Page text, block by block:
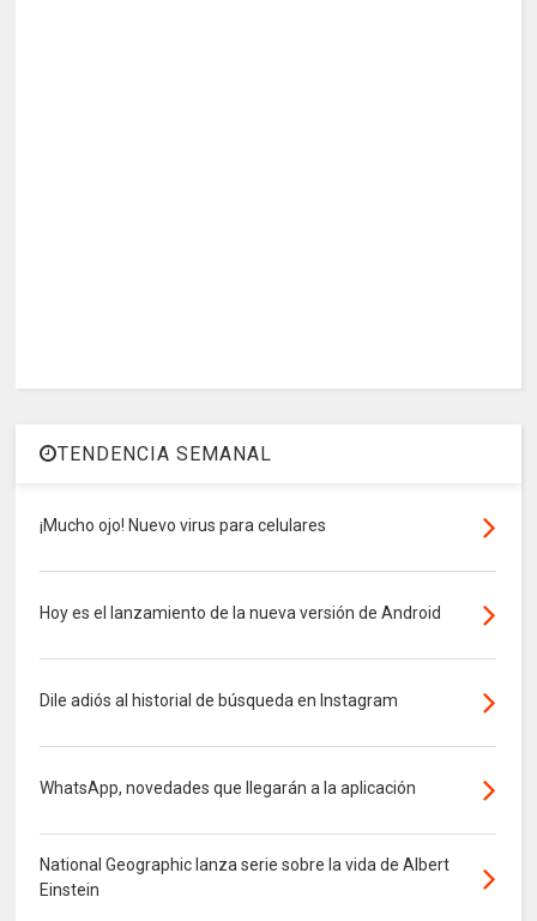
TENDENCIA SEMANAL
¡Mucho ojo! Nuevo virus para celulares
Hoy es el lanzamiento de la nueva versión de Android
Dile adiós al historial de búsqueda en Instagram
WhatsApp, novedades que llegarán a la aplicación
National Geographic lanza serie sobre la vida de Albert
Einstein